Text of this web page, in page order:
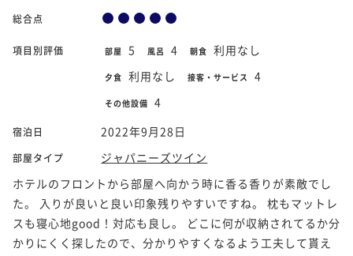
総合点
項目別評価 部屋 5 風呂 4 朝食 利用なし
夕食 利用なし 接客・サービス 4
その他設備 4
宿泊日 2022年9月28日
部屋タイプ
ジャパニーズツイン
ホテルのフロントから部屋へ向かう時に香る香りが素敵でし
た。 入りが良いと良い印象残りやすいですね。 枕もマットレ
スも寝心地good！対応も良し。 どこに何が収納されてるか分
かりにくく探したので、分かりやすくなるよう工夫して貰え